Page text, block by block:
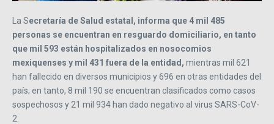
La Secretaría de Salud estatal, informa que 4 mil 485
personas se encuentran en resguardo domiciliario, en tanto
que mil 593 están hospitalizados en nosocomios
mexiquenses y mil 431 fuera de la entidad, mientras mil 621
han fallecido en diversos municipios y 696 en otras entidades del
país; en tanto, 8 mil 190 se encuentran clasificados como casos
sospechosos y 21 mil 934 han dado negativo al virus SARS-CoV-
2.